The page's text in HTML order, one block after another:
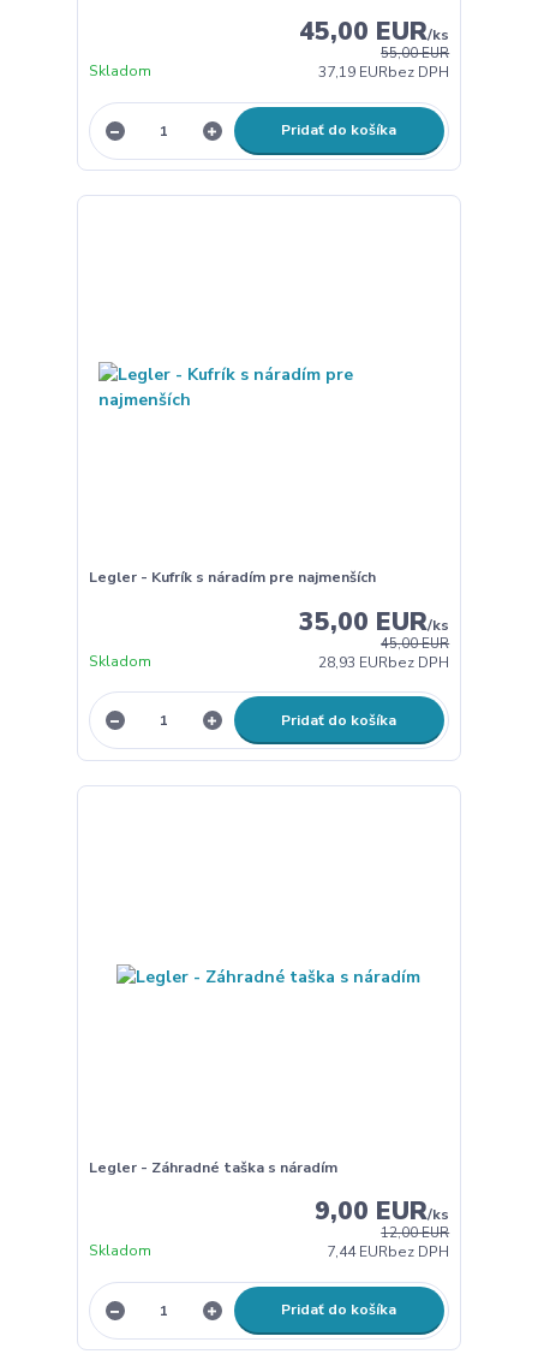
55,00 EUR
45,00 EUR/ks
37,19 EURbez DPH
Skladom
Pridať do košíka
Legler - Kufrík s náradím pre najmenších
45,00 EUR
35,00 EUR/ks
28,93 EURbez DPH
Skladom
Pridať do košíka
Legler - Záhradné taška s náradím
12,00 EUR
9,00 EUR/ks
7,44 EURbez DPH
Skladom
Pridať do košíka